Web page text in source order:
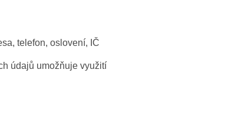
telefon, oslovení, IČ
údajů umožňuje využití